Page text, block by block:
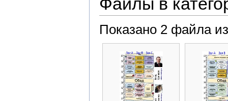
Показано 2 файла